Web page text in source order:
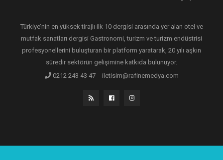
Türkiye’nin en yüksek tirajlı ilk 10 dergisi arasında yer alan otel ve
mutfak sanatları dergisi Gastronomi, turizm ve turizm endüstrisi
profesyonellerini buluşturan bir platform yaratarak, 20 yılı aşkın
süredir sektörün gelişimine katkıda bulunuyor.
0212 243 43 47
iletisim@rafinemedya.com